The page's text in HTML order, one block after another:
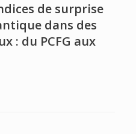
de surprise
dans des
: du PCFG aux